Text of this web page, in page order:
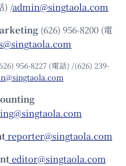
) /admin@singtaola.com
(626) 956-8200 (電
956-8227 (電話) /(626) 239-
reporter@singtaola.com
editor@singtaola.com